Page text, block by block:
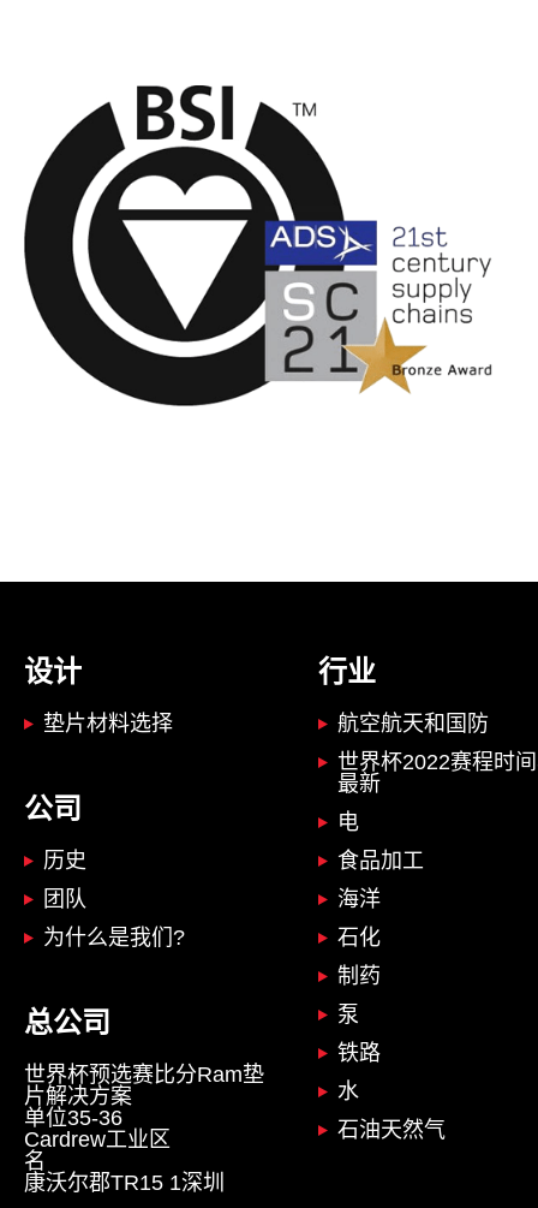
设计
垫片材料选择
公司
历史
团队
为什么是我们?
总公司
世界杯预选赛比分Ram垫
片解决方案
单位35-36
Cardrew工业区
名
康沃尔郡TR15 1深圳
行业
航空航天和国防
世界杯2022赛程时
最新
电
食品加工
海洋
石化
制药
泵
铁路
水
石油天然气